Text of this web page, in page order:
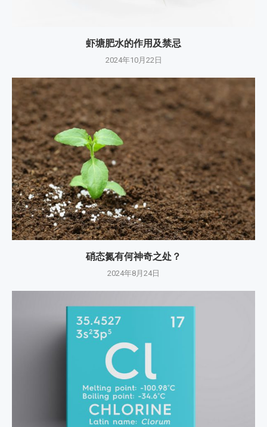
虾塘肥水的作用及禁忌
2024年10月22日
硝态氮有何神奇之处？
2024年8月24日